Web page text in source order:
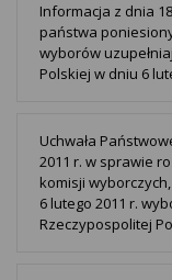
Informacja z dnia
państwa
wyborów
Polskiej w dniu 6
Uchwała
2011 r. w sprawie
komisji
6 lutego 2011 r.
Rzeczypospolitej